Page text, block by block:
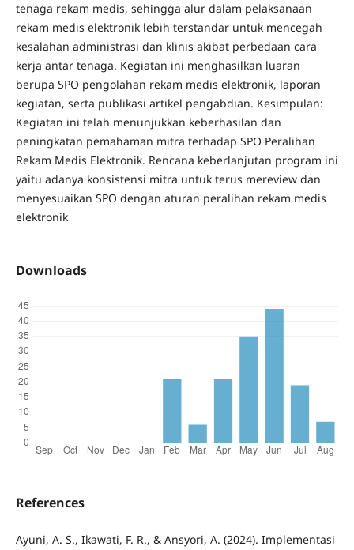
tenaga rekam medis, sehingga alur dalam pelaksanaan
rekam medis elektronik lebih terstandar untuk mencegah
kesalahan administrasi dan klinis akibat perbedaan cara
kerja antar tenaga. Kegiatan ini menghasilkan luaran
berupa SPO pengolahan rekam medis elektronik, laporan
kegiatan, serta publikasi artikel pengabdian. Kesimpulan:
Kegiatan ini telah menunjukkan keberhasilan dan
peningkatan pemahaman mitra terhadap SPO Peralihan
Rekam Medis Elektronik. Rencana keberlanjutan program ini
yaitu adanya konsistensi mitra untuk terus mereview dan
menyesuaikan SPO dengan aturan peralihan rekam medis
elektronik
Downloads
References
Ayuni, A. S., Ikawati, F. R., & Ansyori, A. (2024). Implementasi